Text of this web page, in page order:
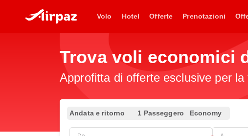
Volo Hotel Offerte Prenotazioni
Trova voli economici
Approfitta di offerte esclusive per
Andata e ritorno 1 Passeggero Economy